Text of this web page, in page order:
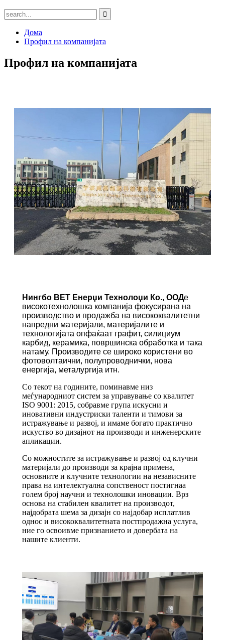
Дома
Профил на компанијата
Профил на компанијата
Нингбо ВЕТ Енерџи Технолоџи Ко., ООДе
високотехнолошка компанија фокусирана на
производство и продажба на висококвалитетни
напредни материјали, материјалите и
технологијата опфаќаат графит, силициум
карбид, керамика, површинска обработка и така
натаму. Производите се широко користени во
фотоволтаични, полупроводнички, нова
енергија, металургија итн.
Со текот на годините, поминавме низ
меѓународниот систем за управување со квалитет
ISO 9001: 2015, собравме група искусни и
иновативни индустриски таленти и тимови за
истражување и развој, и имаме богато практично
искуство во дизајнот на производи и инженерските
апликации.
Со можностите за истражување и развој од клучни
материјали до производи за крајна примена,
основните и клучните технологии на независните
права на интелектуална сопственост постигнаа
голем број научни и технолошки иновации. Врз
основа на стабилен квалитет на производот,
најдобрата шема за дизајн со најдобар исплатлив
однос и висококвалитетната постпродажна услуга,
ние го освоивме признанието и довербата на
нашите клиенти.